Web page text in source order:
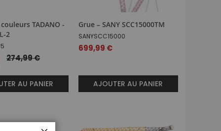
TADANO -
2
274,99 €
AU PANIER
Grue – SANY SCC15000TM
SANYSCC15000
699,99 €
AJOUTER AU PANIER